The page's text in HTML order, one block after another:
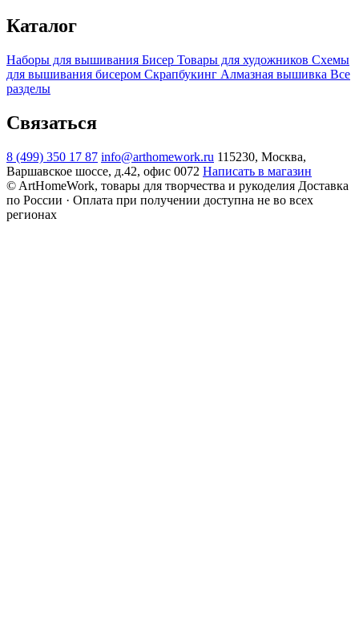
Каталог
Наборы для вышивания Бисер Товары для художников Схемы
для вышивания бисером Скрапбукинг Алмазная вышивка Все
разделы
Связаться
8 (499) 350 17 87 info@arthomework.ru 115230, Москва,
Варшавское шоссе, д.42, офис 0072 Написать в магазин
© ArtHomeWork, товары для творчества и рукоделия Доставка
по России · Оплата при получении доступна не во всех
регионах